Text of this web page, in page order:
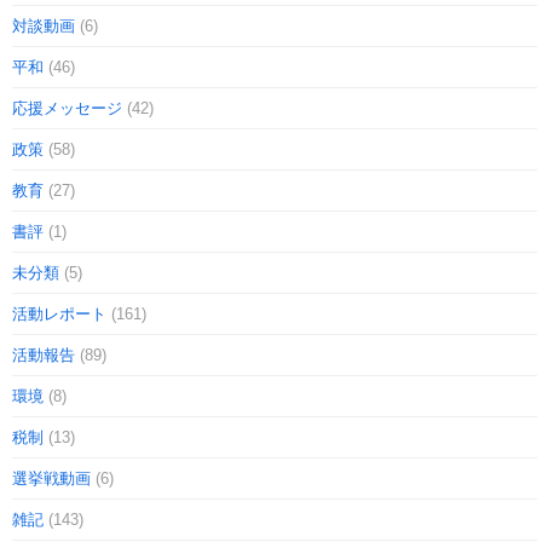
対談動画 (6)
平和 (46)
応援メッセージ (42)
政策 (58)
教育 (27)
書評 (1)
未分類 (5)
活動レポート (161)
活動報告 (89)
環境 (8)
税制 (13)
選挙戦動画 (6)
雑記 (143)